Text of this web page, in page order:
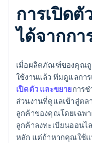
การเปิดตั
ได้จากกา
เมื่อผลิตภัณฑ์ของคุณถู
ใช้งานแล้ว ทีมดูแลกา
เปิดตัว และขยายการ
ส่วนงานที่ดูแลเข้าสู่ต
ลูกค้าของคุณโดยเฉพ
ลูกค้าลงทะเบียนออน
หลัก แต่ถ้าหากคุณใช้แ